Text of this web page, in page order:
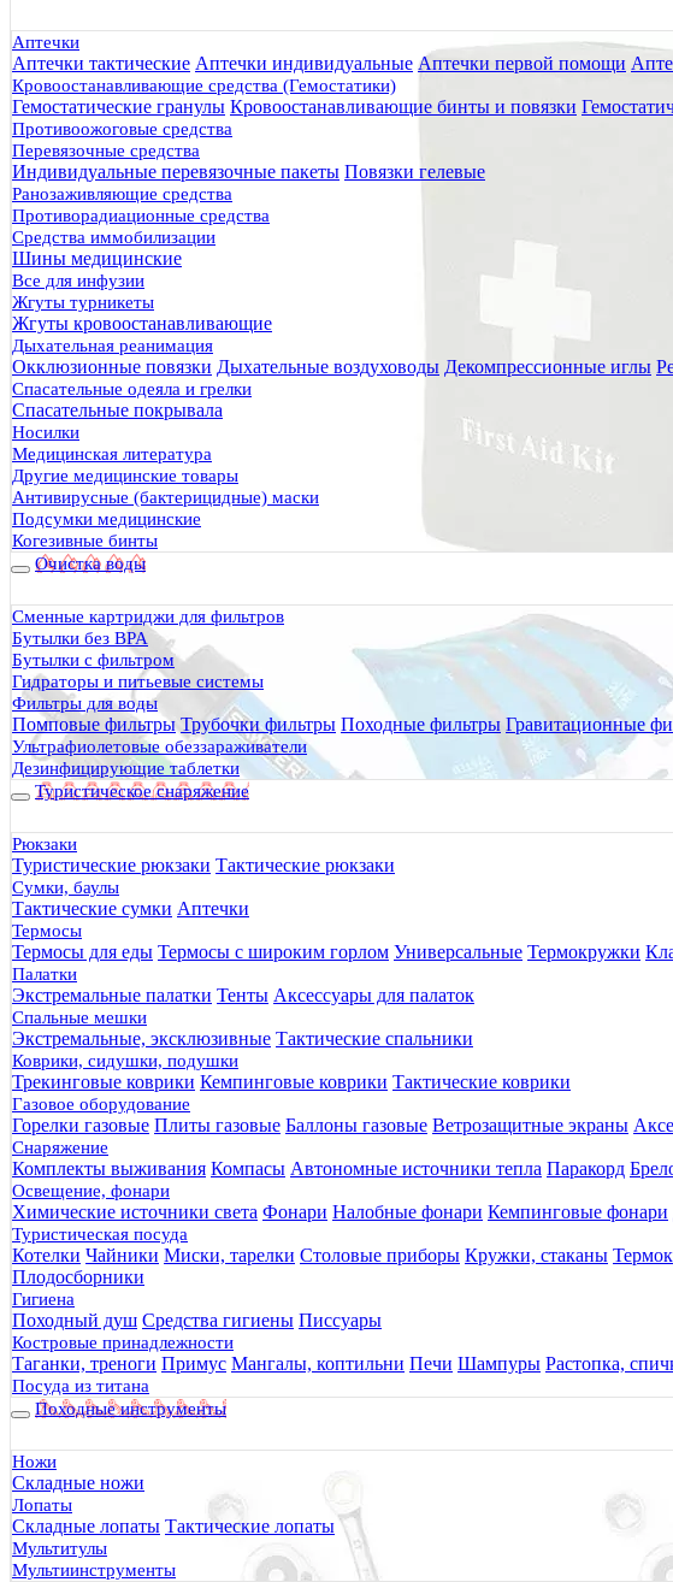
Аптечки
Аптечки тактические Аптечки индивидуальные Аптечки первой помощи
Кровоостанавливающие средства (Гемостатики)
Гемостатические гранулы Кровоостанавливающие бинты и повязки
Противоожоговые средства
Перевязочные средства
Индивидуальные перевязочные пакеты Повязки гелевые
Ранозаживляющие средства
Противорадиационные средства
Средства иммобилизации
Шины медицинские
Все для инфузии
Жгуты турникеты
Жгуты кровоостанавливающие
Дыхательная реанимация
Окклюзионные повязки Дыхательные воздуховоды Декомпрессионные иглы
Спасательные одеяла и грелки
Спасательные покрывала
Носилки
Медицинская литература
Другие медицинские товары
Антивирусные (бактерицидные) маски
Подсумки медицинские
Когезивные бинты
Очистка воды
Сменные картриджи для фильтров
Бутылки без BPA
Бутылки с фильтром
Гидраторы и питьевые системы
Фильтры для воды
Помповые фильтры Трубочки фильтры Походные фильтры Гравитационные
Ультрафиолетовые обеззараживатели
Дезинфицирующие таблетки
Туристическое снаряжение
Рюкзаки
Туристические рюкзаки Тактические рюкзаки
Сумки, баулы
Тактические сумки Аптечки
Термосы
Термосы для еды Термосы с широким горлом Универсальные Термокружки
Палатки
Экстремальные палатки Тенты Аксессуары для палаток
Спальные мешки
Экстремальные, эксклюзивные Тактические спальники
Коврики, сидушки, подушки
Трекинговые коврики Кемпинговые коврики Тактические коврики
Газовое оборудование
Горелки газовые Плиты газовые Баллоны газовые Ветрозащитные экраны
Снаряжение
Комплекты выживания Компасы Автономные источники тепла Паракорд
Освещение, фонари
Химические источники света Фонари Налобные фонари Кемпинговые фонари
Туристическая посуда
Котелки Чайники Миски, тарелки Столовые приборы Кружки, стаканы
Плодосборники
Гигиена
Походный душ Средства гигиены Писсуары
Костровые принадлежности
Таганки, треноги Примус Мангалы, коптильни Печи Шампуры Растопка,
Посуда из титана
Походные инструменты
Ножи
Складные ножи
Лопаты
Складные лопаты Тактические лопаты
Мультитулы
Мультиинструменты